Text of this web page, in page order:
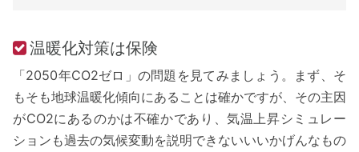
温暖化対策は保険
「2050年CO2ゼロ」の問題を見てみましょう。まず、そ
もそも地球温暖化傾向にあることは確かですが、その主因
がCO2にあるのかは不確かであり、気温上昇シミュレー
ションも過去の気候変動を説明できないいいかげんなもの